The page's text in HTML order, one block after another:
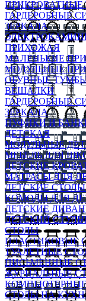
ПРИКРОВАТНЫЕ
ГАРДЕРОБНЫЕ
ЗЕРКАЛА
ПРИХОЖАЯ
МАЛЕНЬКИЕ
МОДУЛЬНЫЕ
ОБУВНЫЕ
ВЕШАЛКИ
ГАРДЕРОБНЫЕ
ЗЕРКАЛА
ПУФИКИ И
ДЕТСКАЯ
МОДУЛЬНЫЕ
МЕБЕЛЬ ДЛЯ
ДЕТСКИЕ
МАТРАСЫ ДЛЯ
ДЕТСКИЕ
КОМОДЫ ДЛЯ
ДЕТСКИЕ
ДЕТСКИЙ
СТОЛЫ
ПЛАСТИКОВЫЕ
ТУАЛЕТНЫЕ
ПИСЬМЕННЫЕ
ЖУРНАЛЬНЫЕ
СТОЛЫ НА